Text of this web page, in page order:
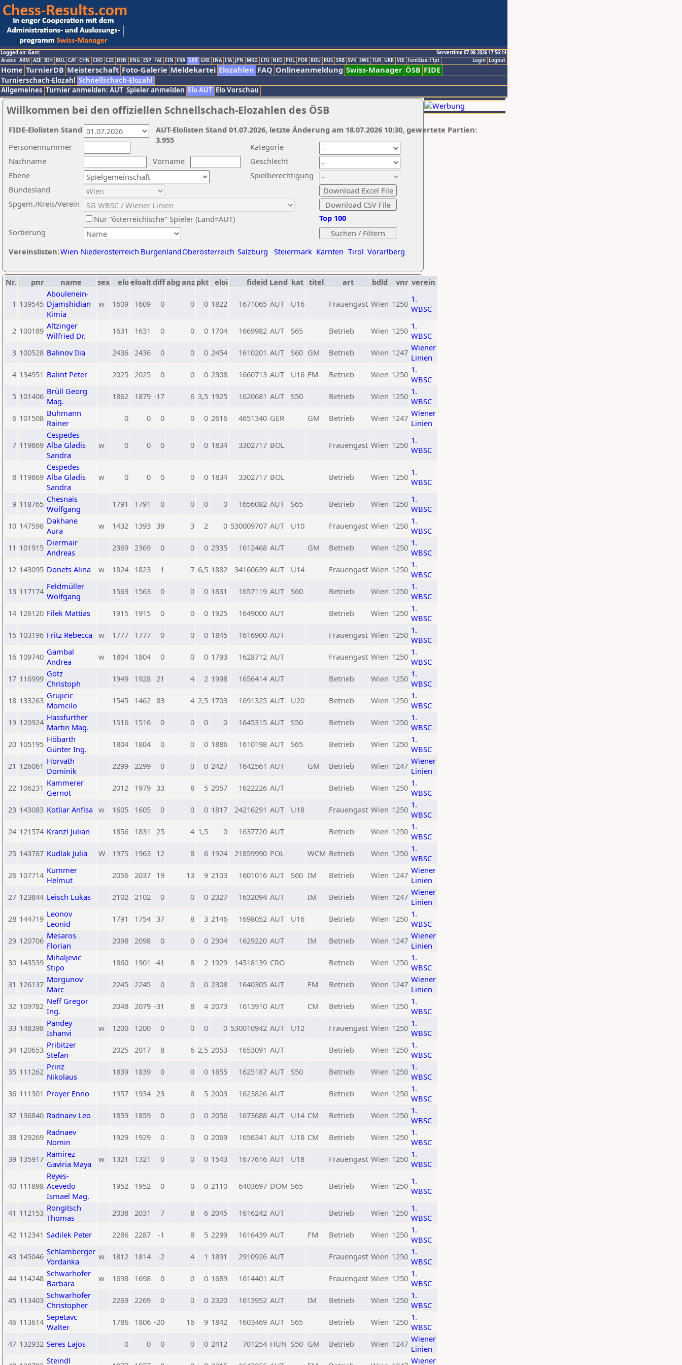
Logged on: Gast
Servertime 07.08.2026 17:56:14
Logout
Login
Arabic ARM AZE BIH BUL CAT CHN CRO CZE DEN ENG ESP FAI FIN FRA GER GRE INA ITA JPN MKD LTU NED POL POR ROU RUS SRB SVK SWE TUR UKR VIE FontSize:11pt
Home TurnierDB Meisterschaft Foto-Galerie Meldekartei Elozahlen FAQ Onlineanmeldung Swiss-Manager ÖSB FIDE
Turnierschach-Elozahl Schnellschach-Elozahl
Allgemeines Turnier anmelden: AUT Spieler anmelden Elo AUT Elo Vorschau
Willkommen bei den offiziellen Schnellschach-Elozahlen des ÖSB
Nachname
Vorname
Ebene
Kategorie
Sortierung
Personennummer
Bundesland
Spgem./Kreis/Verein
Geschlecht
Nur "österreichische" Spieler (Land=AUT)
Spielberechtigung
Vereinslisten:Wien Niederösterreich BurgenlandOberösterreich Salzburg Steiermark Kärnten Tirol Vorarlberg
Top 100
AUT-Elolisten Stand 01.07.2026, letzte Änderung am 18.07.2026 10:30, gewertete Partien:
3.955
FIDE-Elolisten Stand
Nr. pnr name sex eloeloaltdiffabg anz pkt eloi fideid Land kat titel art bdld vnr verein
1 139545
Aboulenein-
Djamshidian
Kimia
w 1609 1609 0 0 0 1822 1671065 AUT U16 Frauengast Wien 1250 1.
WBSC
2 100189 Altzinger
Wilfried Dr.
1631 1631 0 0 0 1704 1669982 AUT S65 Betrieb Wien 1250 1.
WBSC
3 100528 Balinov Ilia 2436 2436 0 0 0 2454 1610201 AUT S60 GM Betrieb Wien 1247 Wiener
Linien
4 134951 Balint Peter 2025 2025 0 0 0 2308 1660713 AUT U16 FM Betrieb Wien 1250 1.
WBSC
5 101406 Brüll Georg
Mag.
1862 1879 -17 6 3,5 1925 1620681 AUT S50 Betrieb Wien 1250 1.
WBSC
6 101508 Buhmann
Rainer
0 0 0 0 0 2616 4651340 GER GM Betrieb Wien 1247 Wiener
Linien
7 119869
Cespedes
Alba Gladis
Sandra
w 0 0 0 0 0 1834 3302717 BOL Frauengast Wien 1250 1.
WBSC
8 119869
Cespedes
Alba Gladis
Sandra
w 0 0 0 0 0 1834 3302717 BOL Betrieb Wien 1250 1.
WBSC
9 118765 Chesnais
Wolfgang
1791 1791 0 0 0 0 1656082 AUT S65 Betrieb Wien 1250 1.
WBSC
10 147598 Dakhane
Aura
w 1432 1393 39 3 2 0 530009707 AUT U10 Frauengast Wien 1250 1.
WBSC
11 101915 Diermair
Andreas
2369 2369 0 0 0 2335 1612468 AUT GM Betrieb Wien 1250 1.
WBSC
12 143095 Donets Alina w 1824 1823 1 7 6,5 1882 34160639 AUT U14 Frauengast Wien 1250 1.
WBSC
13 117174 Feldmüller
Wolfgang
1563 1563 0 0 0 1831 1657119 AUT S60 Betrieb Wien 1250 1.
WBSC
14 126120 Filek Mattias 1915 1915 0 0 0 1925 1649000 AUT Betrieb Wien 1250 1.
WBSC
15 103196 Fritz Rebecca w 1777 1777 0 0 0 1845 1616900 AUT Frauengast Wien 1250 1.
WBSC
16 109740 Gambal
Andrea
w 1804 1804 0 0 0 1793 1628712 AUT Frauengast Wien 1250 1.
WBSC
17 116999 Götz
Christoph
1949 1928 21 4 2 1998 1656414 AUT Betrieb Wien 1250 1.
WBSC
18 133263 Grujicic
Momcilo
1545 1462 83 4 2,5 1703 1691325 AUT U20 Betrieb Wien 1250 1.
WBSC
19 120924 Hassfurther
Martin Mag.
1516 1516 0 0 0 0 1645315 AUT S50 Betrieb Wien 1250 1.
WBSC
20 105195 Höbarth
Günter Ing.
1804 1804 0 0 0 1886 1610198 AUT S65 Betrieb Wien 1250 1.
WBSC
21 126061 Horvath
Dominik
2299 2299 0 0 0 2427 1642561 AUT GM Betrieb Wien 1247 Wiener
Linien
22 106231 Kammerer
Gernot
2012 1979 33 8 5 2057 1622226 AUT Betrieb Wien 1250 1.
WBSC
23 143083 Kotliar Anfisa w 1605 1605 0 0 0 1817 24216291 AUT U18 Frauengast Wien 1250 1.
WBSC
24 121574 Kranzl Julian 1856 1831 25 4 1,5 0 1637720 AUT Betrieb Wien 1250 1.
WBSC
25 143787 Kudlak Julia W 1975 1963 12 8 6 1924 21859990 POL WCM Betrieb Wien 1250 1.
WBSC
26 107714 Kummer
Helmut
2056 2037 19 13 9 2103 1601016 AUT S60 IM Betrieb Wien 1247 Wiener
Linien
27 123844 Leisch Lukas 2102 2102 0 0 0 2327 1632094 AUT IM Betrieb Wien 1247 Wiener
Linien
28 144719 Leonov
Leonid
1791 1754 37 8 3 2146 1698052 AUT U16 Betrieb Wien 1250 1.
WBSC
29 120706 Mesaros
Florian
2098 2098 0 0 0 2304 1629220 AUT IM Betrieb Wien 1247 Wiener
Linien
30 143539 Mihaljevic
Stipo
1860 1901 -41 8 2 1929 14518139 CRO Betrieb Wien 1250 1.
WBSC
31 126137 Morgunov
Marc
2245 2245 0 0 0 2308 1640305 AUT FM Betrieb Wien 1247 Wiener
Linien
32 109782 Neff Gregor
Ing.
2048 2079 -31 8 4 2073 1613910 AUT CM Betrieb Wien 1250 1.
WBSC
33 148398 Pandey
Ishanvi
w 1200 1200 0 0 0 0 530010942 AUT U12 Frauengast Wien 1250 1.
WBSC
34 120653 Pribitzer
Stefan
2025 2017 8 6 2,5 2053 1653091 AUT Betrieb Wien 1250 1.
WBSC
35 111262 Prinz
Nikolaus
1839 1839 0 0 0 1855 1625187 AUT S50 Betrieb Wien 1250 1.
WBSC
36 111301 Proyer Enno 1957 1934 23 8 5 2003 1623826 AUT Betrieb Wien 1250 1.
WBSC
37 136840 Radnaev Leo 1859 1859 0 0 0 2056 1673688 AUT U14 CM Betrieb Wien 1250 1.
WBSC
38 129269 Radnaev
Nomin
1929 1929 0 0 0 2069 1656341 AUT U18 CM Betrieb Wien 1250 1.
WBSC
39 135917 Ramirez
Gaviria Maya
w 1321 1321 0 0 0 1543 1677616 AUT U18 Frauengast Wien 1250 1.
WBSC
40 111898
Reyes-
Acevedo
Ismael Mag.
1952 1952 0 0 0 2110 6403697 DOM S65 Betrieb Wien 1250 1.
WBSC
41 112153 Rongitsch
Thomas
2038 2031 7 8 6 2045 1616242 AUT Betrieb Wien 1250 1.
WBSC
42 112341 Sadilek Peter 2286 2287 -1 8 5 2299 1616439 AUT FM Betrieb Wien 1250 1.
WBSC
43 145046 Schlamberger
Yordanka
w 1812 1814 -2 4 1 1891 2910926 AUT Frauengast Wien 1250 1.
WBSC
44 114248 Schwarhofer
Barbara
w 1698 1698 0 0 0 1689 1614401 AUT Frauengast Wien 1250 1.
WBSC
45 113403 Schwarhofer
Christopher
2269 2269 0 0 0 2320 1613952 AUT IM Betrieb Wien 1250 1.
WBSC
46 113614 Sepetavc
Walter
1786 1806 -20 16 9 1842 1603469 AUT S65 Betrieb Wien 1250 1.
WBSC
47 132932 Seres Lajos 0 0 0 0 0 2412 701254 HUN S50 GM Betrieb Wien 1247 Wiener
Linien
Steindl Wiener